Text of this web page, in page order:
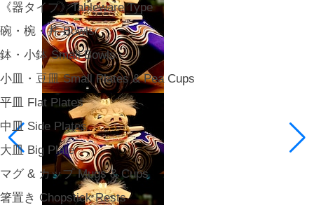
《器タイプ》Tableware Type
碗・椀・丼 Bowls
鉢・小鉢 Small Bowls
小皿・豆皿 Small Plates & Pea Cups
平皿 Flat Plates
中皿 Side Plates
大皿 Big Plate
マグ & カップ Mugs & Cups
箸置き Chopstick Rests